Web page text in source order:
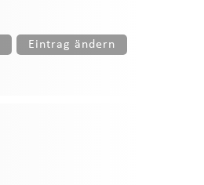
Eintrag ändern